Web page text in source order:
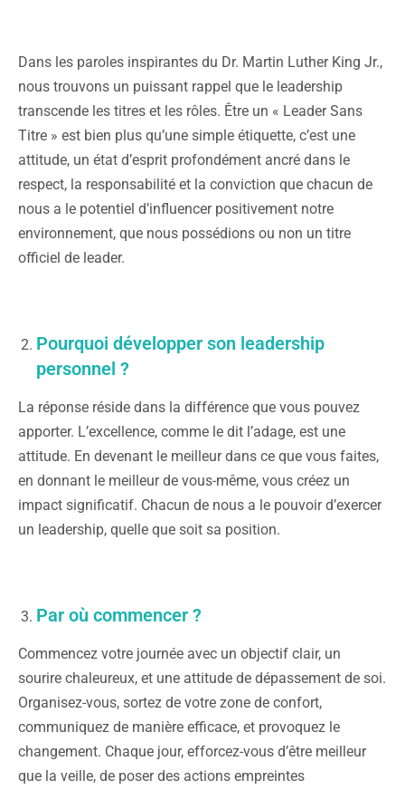
Dans les paroles inspirantes du Dr. Martin Luther King Jr.,
nous trouvons un puissant rappel que le leadership
transcende les titres et les rôles. Être un « Leader Sans
Titre » est bien plus qu’une simple étiquette, c’est une
attitude, un état d’esprit profondément ancré dans le
respect, la responsabilité et la conviction que chacun de
nous a le potentiel d’influencer positivement notre
environnement, que nous possédions ou non un titre
officiel de leader.
Pourquoi développer son leadership
personnel ?
La réponse réside dans la différence que vous pouvez
apporter. L’excellence, comme le dit l’adage, est une
attitude. En devenant le meilleur dans ce que vous faites,
en donnant le meilleur de vous-même, vous créez un
impact significatif. Chacun de nous a le pouvoir d’exercer
un leadership, quelle que soit sa position.
Par où commencer ?
Commencez votre journée avec un objectif clair, un
sourire chaleureux, et une attitude de dépassement de soi.
Organisez-vous, sortez de votre zone de confort,
communiquez de manière efficace, et provoquez le
changement. Chaque jour, efforcez-vous d’être meilleur
que la veille, de poser des actions empreintes